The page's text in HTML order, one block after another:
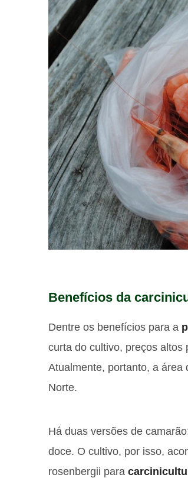
Benefícios da
Dentre os benefícios para a
curta do cultivo, preços altos
Atualmente, portanto, a área
Norte.
Há duas versões de
doce. O cultivo, por isso,
rosenbergii para